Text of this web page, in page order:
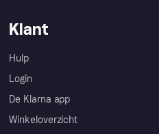
Klant
Hulp
Login
De Klarna app
Winkeloverzicht